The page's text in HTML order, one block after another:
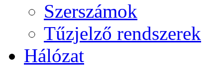
Szerszámok
Tűzjelző rendszerek
Hálózat